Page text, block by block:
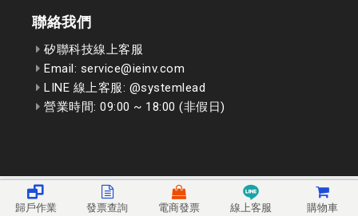
歸戶作業 發票查詢 電商發票 線上客服 購物車
聯絡我們
矽聯科技線上客服
Email: service@ieinv.com
LINE 線上客服: @systemlead
營業時間: 09:00 ~ 18:00 (非假日)